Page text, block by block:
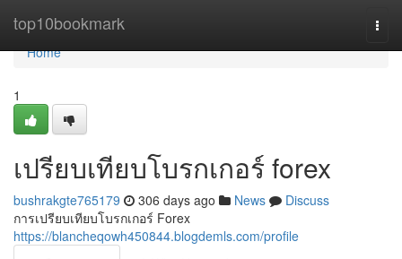
top10bookmark
Home
Home
1
เปรียบเทียบโบรกเกอร์ forex
bushrakgte765179 306 days ago News
Discuss
การเปรียบเทียบโบรกเกอร์ Forex
https://blancheqowh450844.blogdemls.com/profile